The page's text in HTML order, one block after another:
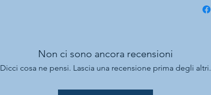
Non ci sono ancora recensioni
Dicci cosa ne pensi. Lascia una recensione prima degli altri.